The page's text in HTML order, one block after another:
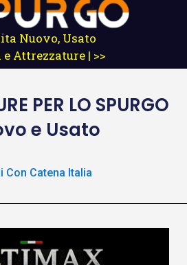
Nuovo, Usato
Attrezzature | >>
PER LO SPURGO
e Usato
Con Catena Italia